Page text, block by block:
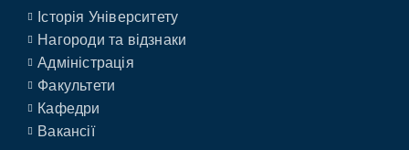
Історія Університету
Нагороди та відзнаки
Адміністрація
Факультети
Кафедри
Вакансії